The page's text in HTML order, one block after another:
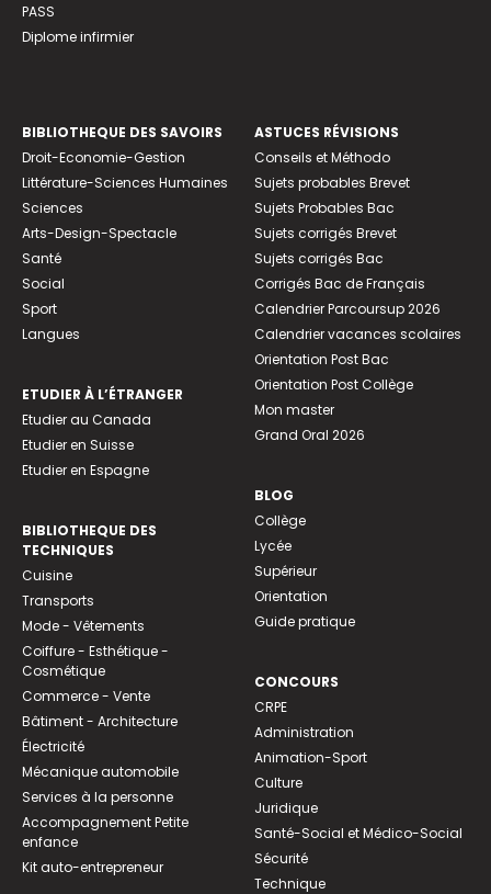
PASS
Diplome infirmier
BIBLIOTHEQUE DES SAVOIRS
Droit-Economie-Gestion
Littérature-Sciences Humaines
Sciences
Arts-Design-Spectacle
Santé
Social
Sport
Langues
ETUDIER À L’ÉTRANGER
Etudier au Canada
Etudier en Suisse
Etudier en Espagne
BIBLIOTHEQUE DES
TECHNIQUES
Cuisine
Transports
Mode - Vêtements
Coiffure - Esthétique -
Cosmétique
Commerce - Vente
Bâtiment - Architecture
Électricité
Mécanique automobile
Services à la personne
Accompagnement Petite
enfance
Kit auto-entrepreneur
ASTUCES RÉVISIONS
Conseils et Méthodo
Sujets probables Brevet
Sujets Probables Bac
Sujets corrigés Brevet
Sujets corrigés Bac
Corrigés Bac de Français
Calendrier Parcoursup 2026
Calendrier vacances scolaires
Orientation Post Bac
Orientation Post Collège
Mon master
Grand Oral 2026
BLOG
Collège
Lycée
Supérieur
Orientation
Guide pratique
CONCOURS
CRPE
Administration
Animation-Sport
Culture
Juridique
Santé-Social et Médico-Social
Sécurité
Technique